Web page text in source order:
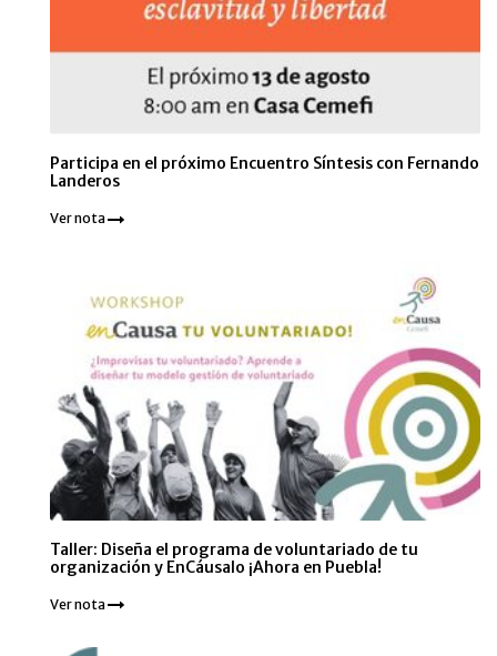
Participa en el próximo Encuentro Síntesis con Fernando
Landeros
Ver nota
Taller: Diseña el programa de voluntariado de tu
organización y EnCáusalo ¡Ahora en Puebla!
Ver nota